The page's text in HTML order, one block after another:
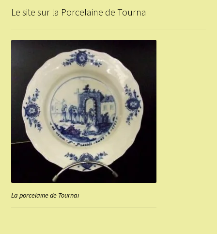
Le site sur la Porcelaine de Tournai
La porcelaine de Tournai